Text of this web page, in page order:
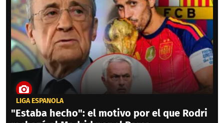
LIGA ESPAÑOLA
"Estaba hecho": el motivo por el que Rodri